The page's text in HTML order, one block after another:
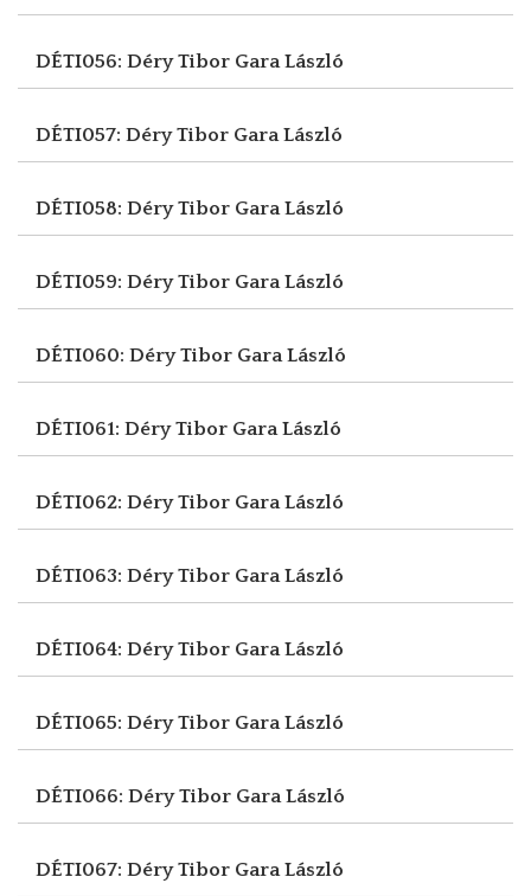
DÉTI056: Déry Tibor Gara László
DÉTI057: Déry Tibor Gara László
DÉTI058: Déry Tibor Gara László
DÉTI059: Déry Tibor Gara László
DÉTI060: Déry Tibor Gara László
DÉTI061: Déry Tibor Gara László
DÉTI062: Déry Tibor Gara László
DÉTI063: Déry Tibor Gara László
DÉTI064: Déry Tibor Gara László
DÉTI065: Déry Tibor Gara László
DÉTI066: Déry Tibor Gara László
DÉTI067: Déry Tibor Gara László